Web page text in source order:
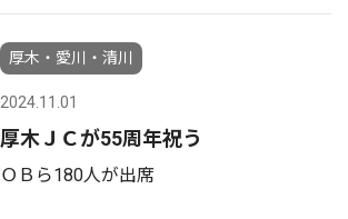
厚木・愛川・清川
2024.11.01
厚木ＪＣが55周年祝う
ＯＢら180人が出席